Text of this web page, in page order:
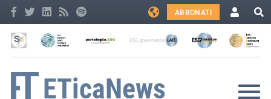
ABBONATI